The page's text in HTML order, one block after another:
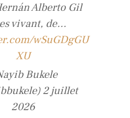
Alberto Gil
vivant, de…
wSuGDgGU
XU
Bukele
2 juillet
2026